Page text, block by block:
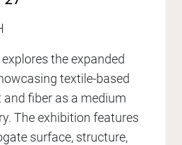
the expanded
textile-based
fiber as a medium
The exhibition features
surface, structure,